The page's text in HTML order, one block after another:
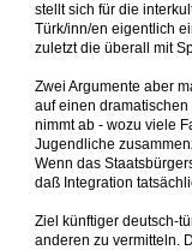
stellt sich für die
Türk/inn/en eigentlich
zuletzt die überall mit
Zwei Argumente aber
auf einen
nimmt ab - wozu viele
Jugendliche
Wenn das
daß Integration
Ziel künftiger deutsch-
anderen zu vermitteln.